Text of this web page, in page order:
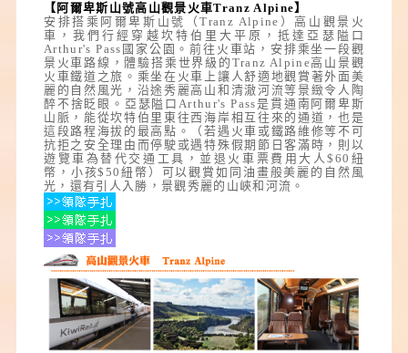
【阿爾卑斯山號高山觀景火車Tranz Alpine】
安排搭乘阿爾卑斯山號（Tranz Alpine）高山觀景火
車，我們行經穿越坎特伯里大平原，抵達亞瑟隘口
Arthur's Pass國家公園。前往火車站，安排乘坐一段觀
景火車路線，體驗搭乘世界級的Tranz Alpine高山景觀
火車鐵道之旅。乘坐在火車上讓人舒適地觀賞著外面美
麗的自然風光，沿途秀麗高山和清澈河流等景緻令人陶
醉不捨眨眼。亞瑟隘口Arthur's Pass是貫通南阿爾卑斯
山脈，能從坎特伯里東往西海岸相互往來的通道，也是
這段路程海拔的最高點。（若遇火車或鐵路維修等不可
抗拒之安全理由而停駛或遇特殊假期節日客滿時，則以
遊覽車為替代交通工具，並退火車票費用大人$60紐
幣，小孩$50紐幣）可以觀賞如同油畫般美麗的自然風
光，還有引人入勝，景觀秀麗的山峽和河流。